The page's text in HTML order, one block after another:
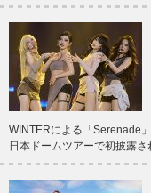
WINTERによる「Serenade
日本ドームツアーで初披露